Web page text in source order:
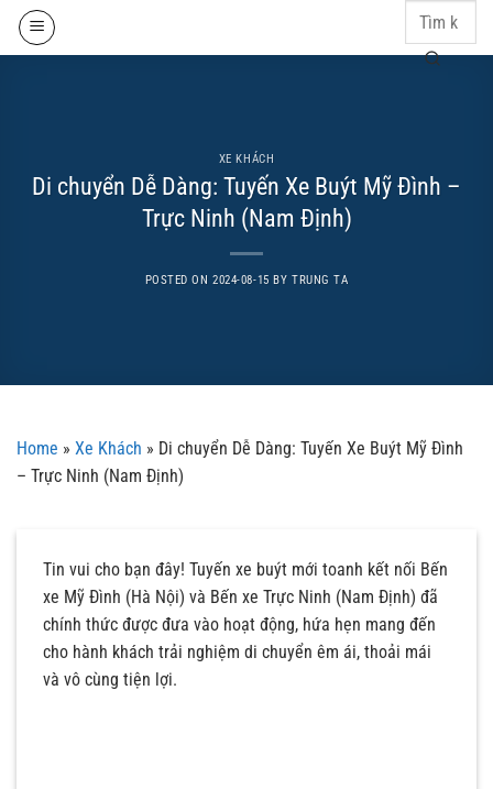
Skip
XE KHÁCH
Di chuyển Dễ Dàng: Tuyến Xe Buýt Mỹ Đình –
Trực Ninh (Nam Định)
POSTED ON2024-08-15 BY TRUNG TA
Home » Xe Khách » Di chuyển Dễ Dàng: Tuyến Xe Buýt Mỹ Đình
– Trực Ninh (Nam Định)
Tin vui cho bạn đây! Tuyến xe buýt mới toanh kết nối Bến
xe Mỹ Đình (Hà Nội) và Bến xe Trực Ninh (Nam Định) đã
chính thức được đưa vào hoạt động, hứa hẹn mang đến
cho hành khách trải nghiệm di chuyển êm ái, thoải mái
và vô cùng tiện lợi.